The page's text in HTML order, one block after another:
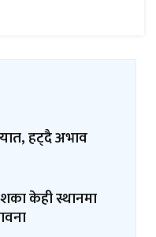
हट्दै अभाव
केही स्थानमा